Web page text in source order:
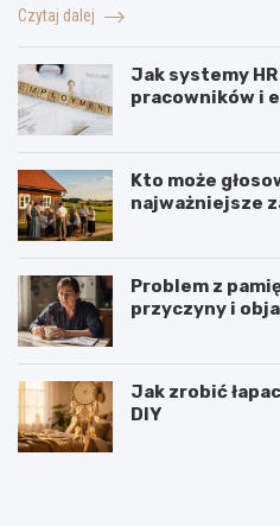
Czytaj dalej
Jak systemy
pracowników i
Kto może
najważniejsze
Problem z
przyczyny i
Jak zrobić
DIY
J
W